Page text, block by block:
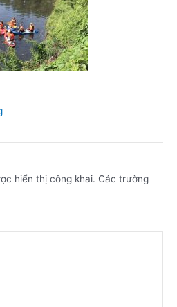
hiển thị công khai. Các trường